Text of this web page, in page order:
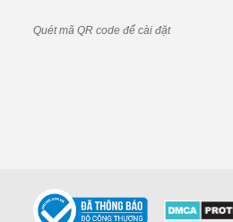
Quét mã QR code để cài đặt